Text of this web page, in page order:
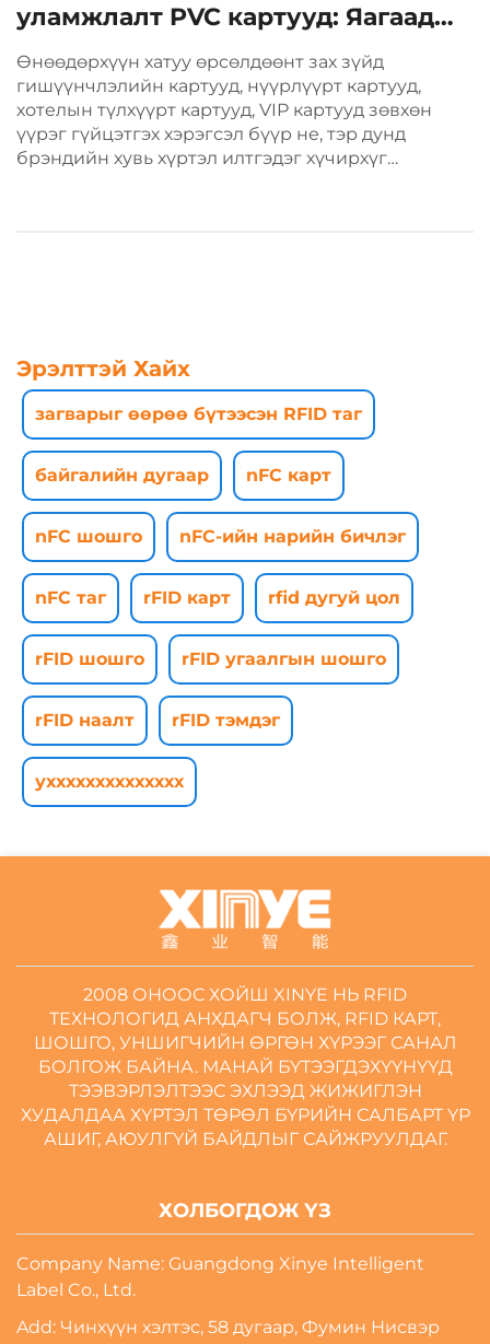
уламжлалт PVC картууд: Яагаад
премиум металлын картууд
ирээдүйн сонголт вэ
Өнөөдөрхүүн хатуу өрсөлдөөнт зах зүйд
гишүүнчлэлийн картууд, нүүрлүүрт картууд,
хотелын түлхүүрт картууд, VIP картууд зөвхөн
үүрэг гүйцэтгэх хэрэгсэл бүүр не, тэр дунд
брэндийн хувь хүртэл илтгэдэг хүчирхүг
Эрэлттэй Хайх
загварыг өөрөө бүтээсэн RFID таг
байгалийн дугаар nFC карт
nFC шошго nFC-ийн нарийн бичлэг
nFC таг rFID карт rfid дугуй цол
rFID шошго rFID угаалгын шошго
rFID наалт rFID тэмдэг
ухххххххххххххх
2008 ОНООС ХОЙШ XINYE НЬ RFID
ТЕХНОЛОГИД АНХДАГЧ БОЛЖ, RFID КАРТ,
ШОШГО, УНШИГЧИЙН ӨРГӨН ХҮРЭЭГ САНАЛ
БОЛГОЖ БАЙНА. МАНАЙ БҮТЭЭГДЭХҮҮНҮҮД
ТЭЭВЭРЛЭЛТЭЭС ЭХЛЭЭД ЖИЖИГЛЭН
ХУДАЛДАА ХҮРТЭЛ ТӨРӨЛ БҮРИЙН САЛБАРТ ҮР
АШИГ, АЮУЛГҮЙ БАЙДЛЫГ САЙЖРУУЛДАГ.
ХОЛБОГДОЖ ҮЗ
Company Name: Guangdong Xinye Intelligent
Label Co., Ltd.
Add: Чинхүүн хэлтэс, 58 дугаар, Фумин Нисвэр